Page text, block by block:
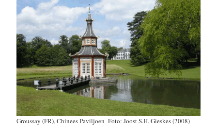
Groussay (FR), Chinees Paviljoen Foto: Joost S.H. Gieskes (2008)